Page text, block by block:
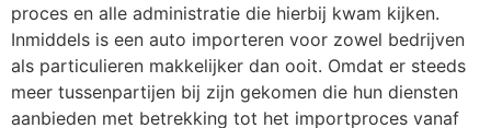
proces en alle administratie die hierbij kwam kijken.
Inmiddels is een auto importeren voor zowel bedrijven
als particulieren makkelijker dan ooit. Omdat er steeds
meer tussenpartijen bij zijn gekomen die hun diensten
aanbieden met betrekking tot het importproces vanaf